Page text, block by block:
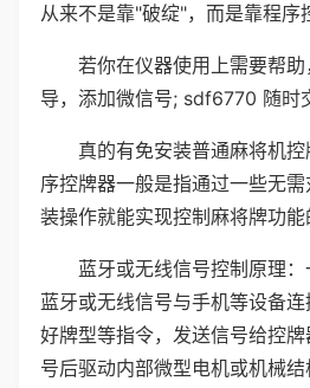
从来不是靠"破绽"，而是靠程序
若你在仪器使用上需要帮
导，添加微信号; sdf6770 随时
真的有免安装普通麻将机
序控牌器一般是指通过一些无
装操作就能实现控制麻将牌功能
蓝牙或无线信号控制原理
蓝牙或无线信号与手机等设备
好牌型等指令，发送信号给控
号后驱动内部微型电机或机械结